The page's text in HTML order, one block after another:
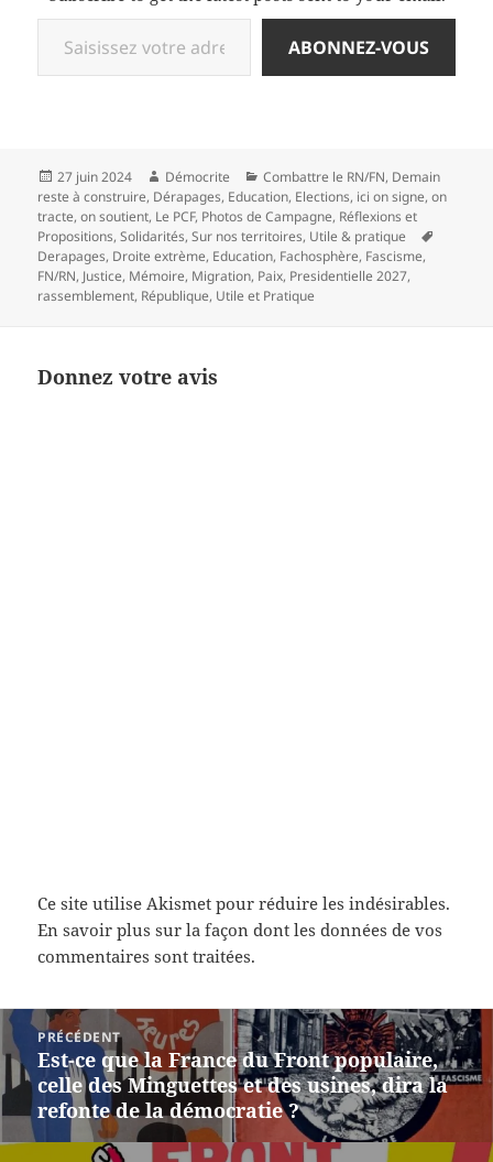
Saisissez votre adresse e-mail…
ABONNEZ-VOUS
Publié
le
27 juin 2024 Auteur
Démocrite Catégories
Combattre le RN/FN, Demain
reste à construire, Dérapages, Education, Elections, ici on signe, on
tracte, on soutient, Le PCF, Photos de Campagne, Réflexions et
Propositions,Solidarités,Sur nos territoires, Utile & pratique
Derapages, Droite extrème, Education, Fachosphère, Fascisme,
FN/RN, Justice, Mémoire, Migration, Paix, Presidentielle 2027,
rassemblement, République, Utile et Pratique
Donnez votre avis
Ce site utilise Akismet pour réduire les indésirables.
En savoir plus sur la façon dont les données de vos
commentaires sont traitées.
Navigation
de
l’article
PRÉCÉDENT
Article
précédent :
Est-ce que la France du Front populaire,
celle des Minguettes et des usines, dira la
refonte de la démocratie ?